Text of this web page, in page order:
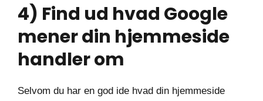
4) Find ud hvad Google
mener din hjemmeside
handler om
Selvom du har en god ide hvad din hjemmeside